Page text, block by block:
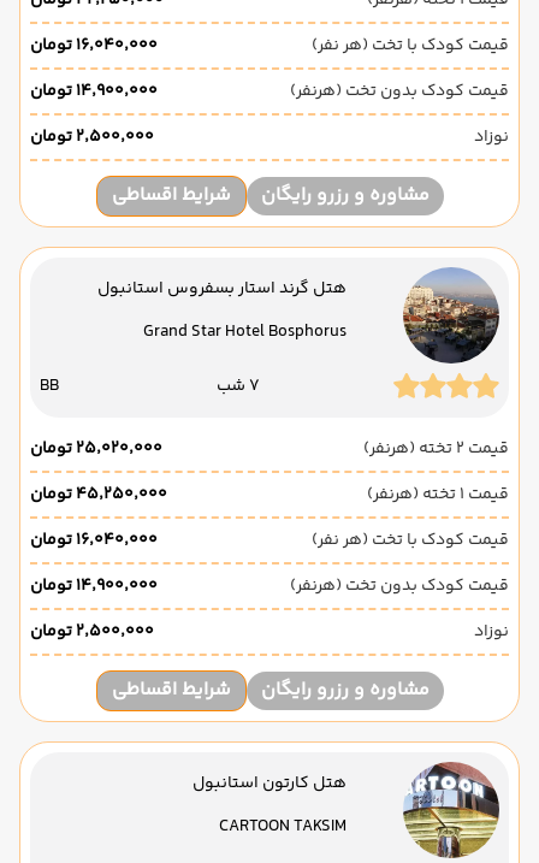
قیمت کودک با تخت (هر نفر)
۱۶٬۰۴۰٬۰۰۰ تومان
قیمت کودک بدون تخت (هرنفر)
۱۴٬۹۰۰٬۰۰۰ تومان
نوزاد
۲٬۵۰۰٬۰۰۰ تومان
مشاوره و رزرو رایگان شرایط اقساطی
هتل گرند استار بسفروس استانبول
Grand Star Hotel Bosphorus
7 شب BB
قیمت 2 تخته (هرنفر)
۲۵٬۰۲۰٬۰۰۰ تومان
قیمت 1 تخته (هرنفر)
۴۵٬۲۵۰٬۰۰۰ تومان
قیمت کودک با تخت (هر نفر)
۱۶٬۰۴۰٬۰۰۰ تومان
قیمت کودک بدون تخت (هرنفر)
۱۴٬۹۰۰٬۰۰۰ تومان
نوزاد
۲٬۵۰۰٬۰۰۰ تومان
مشاوره و رزرو رایگان شرایط اقساطی
هتل کارتون استانبول
CARTOON TAKSIM